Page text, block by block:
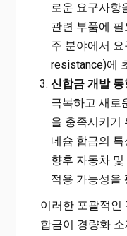
로운 요구사항
관련 부품에
주 분야에서
resistance)에
신합금 개발 동
극복하고 새로
을 충족시키기
네슘 합금의
향후 자동차
적용 가능성을
이러한 포괄적인
합금이 경량화